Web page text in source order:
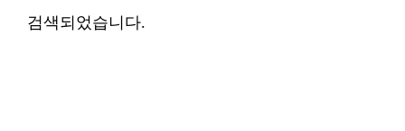
검색되었습니다.